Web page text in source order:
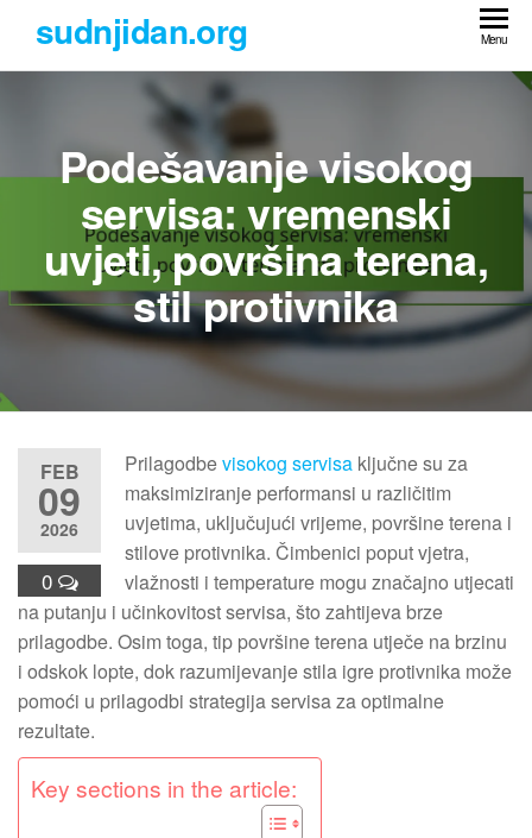
the
sudnjidan.org Menu
Podešavanje visokog
servisa: vremenski
uvjeti, površina terena,
stil protivnika
FEB
09
2026
0
Prilagodbevisokog servisa ključne su za
maksimiziranje performansi u različitim
uvjetima, uključujući vrijeme, površine terena i
stilove protivnika. Čimbenici poput vjetra,
vlažnosti i temperature mogu značajno utjecati
na putanju i učinkovitost servisa, što zahtijeva brze
prilagodbe. Osim toga, tip površine terena utječe na brzinu
i odskok lopte, dok razumijevanje stila igre protivnika može
pomoći u prilagodbi strategija servisa za optimalne
rezultate.
Key sections in the article: